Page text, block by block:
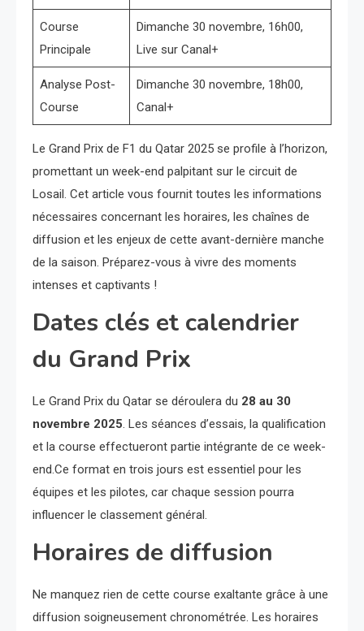
Course
Principale
Dimanche 30 novembre, 16h00,
Live sur Canal+
Analyse Post-
Course
Dimanche 30 novembre, 18h00,
Canal+
Le Grand Prix de F1 du Qatar 2025 se profile à l’horizon,
promettant un week-end palpitant sur le circuit de
Losail. Cet article vous fournit toutes les informations
nécessaires concernant les horaires, les chaînes de
diffusion et les enjeux de cette avant-dernière manche
de la saison. Préparez-vous à vivre des moments
intenses et captivants !
Dates clés et calendrier
du Grand Prix
Le Grand Prix du Qatar se déroulera du 28 au 30
novembre 2025. Les séances d’essais, la qualification
et la course effectueront partie intégrante de ce week-
end.Ce format en trois jours est essentiel pour les
équipes et les pilotes, car chaque session pourra
influencer le classement général.
Horaires de diffusion
Ne manquez rien de cette course exaltante grâce à une
diffusion soigneusement chronométrée. Les horaires